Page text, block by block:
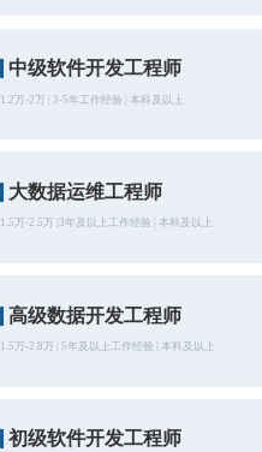
中级软件开发工程师
1.2万-2万 | 3-5年工作经验 | 本科及以上
大数据运维工程师
1.5万-2.5万 |3年及以上工作经验 | 本科及以上
高级数据开发工程师
1.5万-2.8万 | 5年及以上工作经验 | 本科及以上
初级软件开发工程师